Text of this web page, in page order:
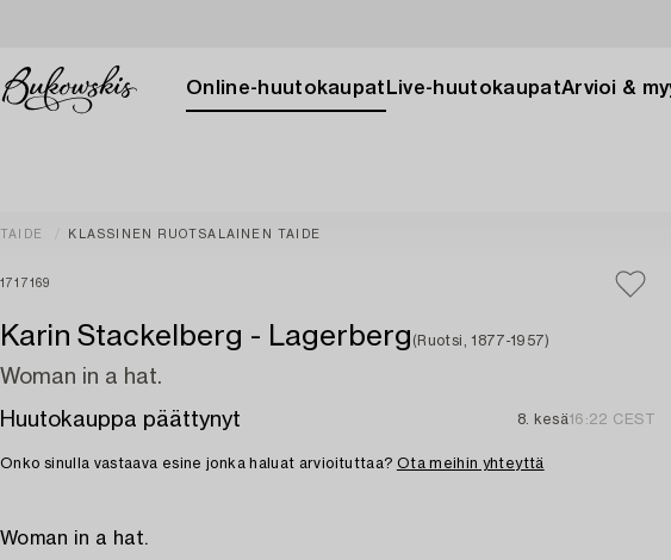
Online-huutokaupat Live-huutokaupatArvioi &
TAIDE KLASSINEN RUOTSALAINEN TAIDE
1717169
Karin Stackelberg - Lagerberg (Ruotsi, 1877-1957)
Woman in a hat.
Huutokauppa päättynyt
8. kesä16:22 CEST
Onko sinulla vastaava esine jonka haluat arvioituttaa? Ota meihin yhteyttä
Woman in a hat.